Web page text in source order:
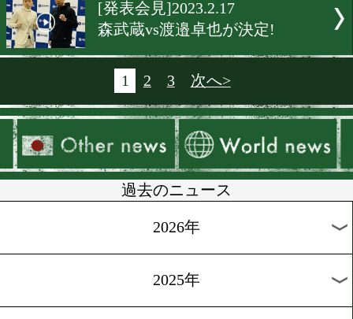
[3150会見]2023.2.21
東京を殴りにいこうか!
[ニュース]2023.2.20
再起に向けて再出発!
[試合決定]2023.2.20
3150FIGHT SURVIVALでト
ルタイトル戦!
[発表会見]2023.2.20
国本陸が前韓国王者と激突!